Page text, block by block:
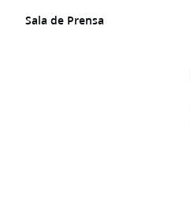
Sala de Prensa